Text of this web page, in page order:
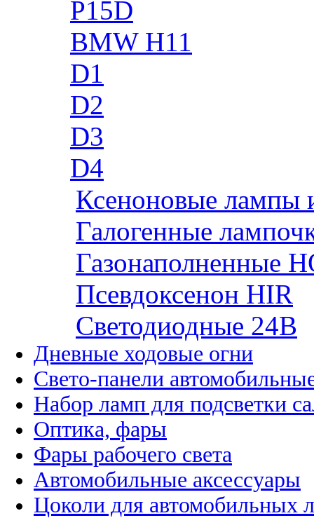
P15D
BMW H11
D1
D2
D3
D4
Ксеноновые лампы
Галогенные
Газонаполненные
Псевдоксенон HIR
Cветодиодные 24B
Дневные ходовые огни
Свето-панели
Набор ламп для подсветки
Оптика, фары
Фары рабочего света
Автомобильные аксессуары
Цоколи для автомобильных